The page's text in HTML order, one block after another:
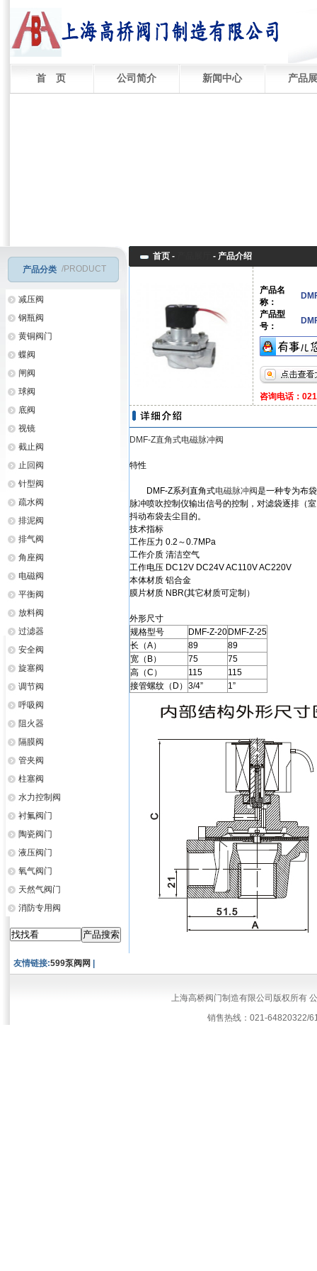
首 页 公司简介 新闻中心 产品
产品分类 /PRODUCT
减压阀
钢瓶阀
黄铜阀门
蝶阀
闸阀
球阀
底阀
视镜
截止阀
止回阀
针型阀
疏水阀
排泥阀
排气阀
角座阀
电磁阀
平衡阀
放料阀
过滤器
安全阀
旋塞阀
调节阀
呼吸阀
阻火器
隔膜阀
管夹阀
柱塞阀
水力控制阀
衬氟阀门
陶瓷阀门
液压阀门
氧气阀门
天然气阀门
消防专用阀
首页 - - 产品介绍
产品名
称：
产品型
号：
咨询电话：
DMF-Z直角式电磁脉冲阀
特性
DMF-Z系列直角式电磁脉冲阀是一种专为布
脉冲喷吹控制仪输出信号的控制，对滤袋逐排（
抖动布袋去尘目的。
技术指标
工作压力 0.2～0.7MPa
工作介质 清洁空气
工作电压 DC12V DC24V AC110V AC220V
本体材质 铝合金
膜片材质 NBR(其它材质可定制）
外形尺寸
规格型号
DMF-Z-20 DMF-Z-25
长（A）
89
89
宽（B）
75
75
高（C）
115
115
接管螺纹（D） 3/4” 1”
友情链接:599泵阀网
上海高桥阀门制造有限公司版权所有
销售热线：021-64820322/